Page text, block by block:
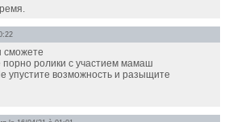
сможете
порно ролики с участием мамаш
упустите возможность и разыщите